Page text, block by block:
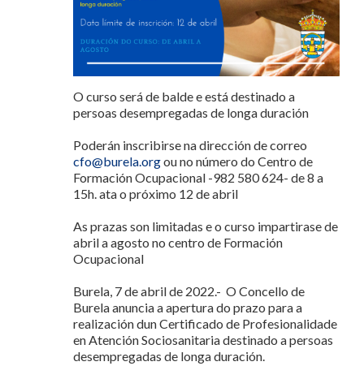
O curso será de balde e está destinado a
persoas desempregadas de longa duración
Poderán inscribirse na dirección de correo
cfo@burela.orgou no número do Centro de
Formación Ocupacional -982 580 624- de 8 a
15h. ata o próximo 12 de abril
As prazas son limitadas e o curso impartirase de
abril a agosto no centro de Formación
Ocupacional
Burela, 7 de abril de 2022.- O Concello de
Burela anuncia a apertura do prazo para a
realización dun Certificado de Profesionalidade
en Atención Sociosanitaria destinado a persoas
desempregadas de longa duración.